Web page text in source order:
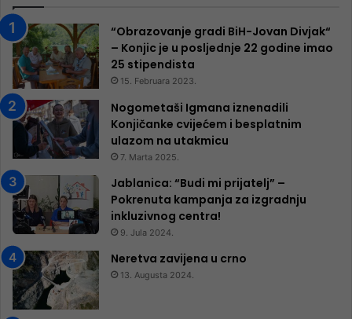
“Obrazovanje gradi BiH-Jovan Divjak“
– Konjic je u posljednje 22 godine imao
25 ​​stipendista
15. Februara 2023.
Nogometaši Igmana iznenadili
Konjičanke cvijećem i besplatnim
ulazom na utakmicu
7. Marta 2025.
Jablanica: “Budi mi prijatelj” –
Pokrenuta kampanja za izgradnju
inkluzivnog centra!
9. Jula 2024.
Neretva zavijena u crno
13. Augusta 2024.